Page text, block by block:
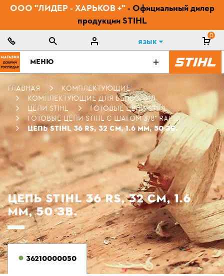
ООО "ЛИДЕР - ХАРЬКОВ +" - Официальный дилер
продукции STIHL
Язык
0
МЕНЮ
ГЛАВНАЯ
КОМПЛЕКТУЮЩИЕ
КОМПЛЕКТУЮЩИЕ ДЛЯ БЕНЗОПИЛ
ЦЕПИ STIHL
ГОТОВЫЕ ЦЕПИ STIHL
ГОТОВЫЕ ЦЕПИ STIHL С ШАГОМ 3/8" RAPID
ЦЕПЬ STIHL 36 RS, 32 СМ, 1.6 ММ, 50 ЗВ.
ЦЕПЬ STIHL 36 RS, 32 СМ, 1.6
ММ, 50 ЗВ.
36210000050